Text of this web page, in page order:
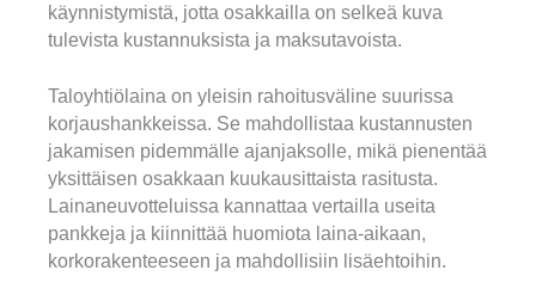
käynnistymistä, jotta osakkailla on selkeä kuva
tulevista kustannuksista ja maksutavoista.
Taloyhtiölaina on yleisin rahoitusväline suurissa
korjaushankkeissa. Se mahdollistaa kustannusten
jakamisen pidemmälle ajanjaksolle, mikä pienentää
yksittäisen osakkaan kuukausittaista rasitusta.
Lainaneuvotteluissa kannattaa vertailla useita
pankkeja ja kiinnittää huomiota laina-aikaan,
korkorakenteeseen ja mahdollisiin lisäehtoihin.